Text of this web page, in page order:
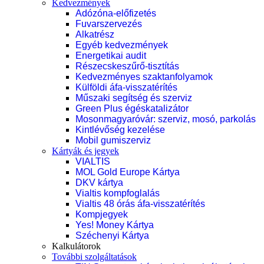
Kedvezmények
Adózóna-előfizetés
Fuvarszervezés
Alkatrész
Egyéb kedvezmények
Energetikai audit
Részecskeszűrő-tisztítás
Kedvezményes szaktanfolyamok
Külföldi áfa-visszatérítés
Műszaki segítség és szerviz
Green Plus égéskatalizátor
Mosonmagyaróvár: szerviz, mosó, parkolás
Kintlévőség kezelése
Mobil gumiszerviz
Kártyák és jegyek
VIALTIS
MOL Gold Europe Kártya
DKV kártya
Vialtis kompfoglalás
Vialtis 48 órás áfa-visszatérítés
Kompjegyek
Yes! Money Kártya
Széchenyi Kártya
Kalkulátorok
További szolgáltatások